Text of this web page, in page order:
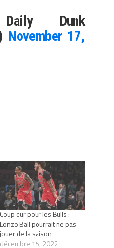
Dunk
November 17,
Coup dur pour les Bulls :
Lonzo Ball pourrait ne pas
jouer de la saison
décembre 15, 2022